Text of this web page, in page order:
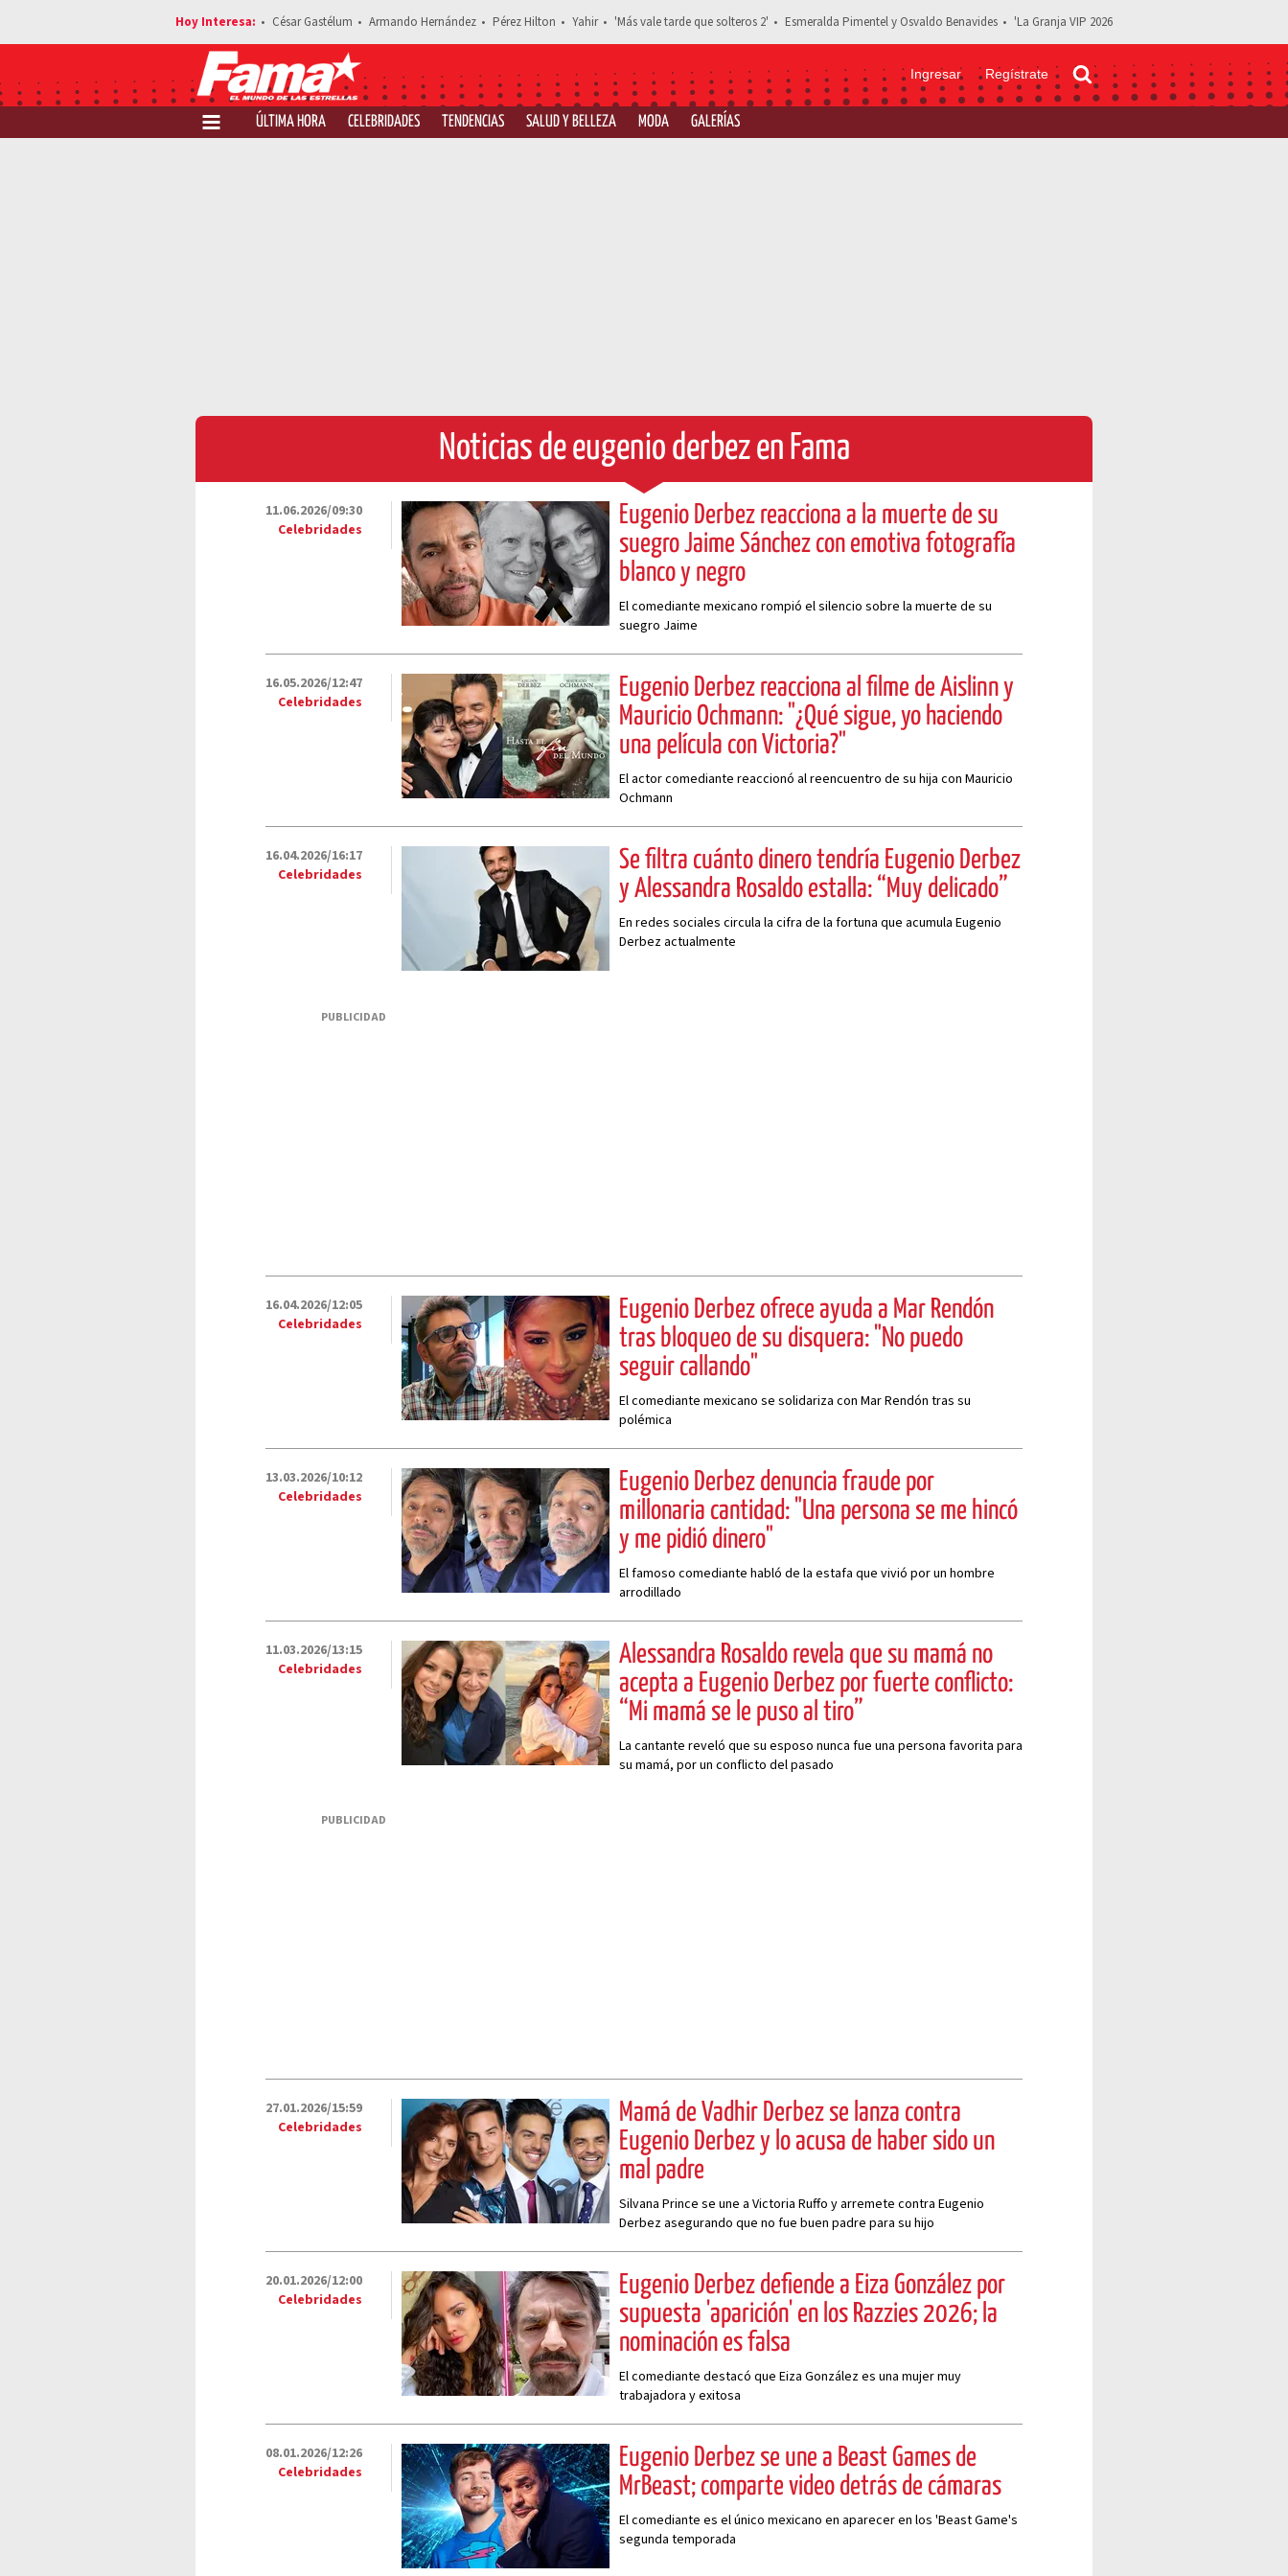
César Gastélum Armando Hernández Pérez Hilton Yahir 'Más vale tarde que solteros 2' Esmeralda Pimentel y Osvaldo Benavides 'La Granja VIP 2026
Ingresar Regístrate
ÚLTIMA HORA CELEBRIDADES TENDENCIAS SALUD Y BELLEZA MODA GALERÍAS
Noticias de eugenio derbez en Fama
11.06.2026/09:30
Celebridades
Eugenio Derbez reacciona a la muerte de su
suegro Jaime Sánchez con emotiva fotografía
blanco y negro
El comediante mexicano rompió el silencio sobre la muerte de su
suegro Jaime
16.05.2026/12:47
Celebridades
Eugenio Derbez reacciona al filme de Aislinn y
Mauricio Ochmann: "¿Qué sigue, yo haciendo
una película con Victoria?"
El actor comediante reaccionó al reencuentro de su hija con Mauricio
Ochmann
16.04.2026/16:17
Celebridades
Se filtra cuánto dinero tendría Eugenio Derbez
y Alessandra Rosaldo estalla: “Muy delicado”
En redes sociales circula la cifra de la fortuna que acumula Eugenio
Derbez actualmente
PUBLICIDAD
16.04.2026/12:05
Celebridades
Eugenio Derbez ofrece ayuda a Mar Rendón
tras bloqueo de su disquera: "No puedo
seguir callando"
El comediante mexicano se solidariza con Mar Rendón tras su
polémica
13.03.2026/10:12
Celebridades
Eugenio Derbez denuncia fraude por
millonaria cantidad: "Una persona se me hincó
y me pidió dinero"
El famoso comediante habló de la estafa que vivió por un hombre
arrodillado
11.03.2026/13:15
Celebridades
Alessandra Rosaldo revela que su mamá no
acepta a Eugenio Derbez por fuerte conflicto:
“Mi mamá se le puso al tiro”
La cantante reveló que su esposo nunca fue una persona favorita para
su mamá, por un conflicto del pasado
PUBLICIDAD
27.01.2026/15:59
Celebridades
Mamá de Vadhir Derbez se lanza contra
Eugenio Derbez y lo acusa de haber sido un
mal padre
Silvana Prince se une a Victoria Ruffo y arremete contra Eugenio
Derbez asegurando que no fue buen padre para su hijo
20.01.2026/12:00
Celebridades
Eugenio Derbez defiende a Eiza González por
supuesta 'aparición' en los Razzies 2026; la
nominación es falsa
El comediante destacó que Eiza González es una mujer muy
trabajadora y exitosa
08.01.2026/12:26
Celebridades
Eugenio Derbez se une a Beast Games de
MrBeast; comparte video detrás de cámaras
El comediante es el único mexicano en aparecer en los 'Beast Game's
segunda temporada